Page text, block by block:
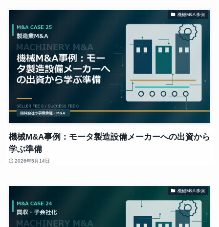
機械M&A事例
機械M&A事例：モータ製造設備メーカーへの出資から
学ぶ準備
2026年5月14日
機械M&A事例